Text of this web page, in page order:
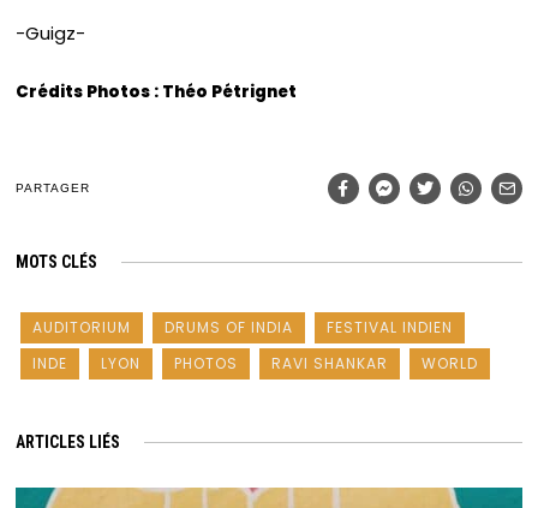
-Guigz-
Crédits Photos : Théo Pétrignet
PARTAGER
MOTS CLÉS
AUDITORIUM DRUMS OF INDIA
FESTIVAL INDIEN
INDE
LYON PHOTOS RAVI SHANKAR WORLD
ARTICLES LIÉS